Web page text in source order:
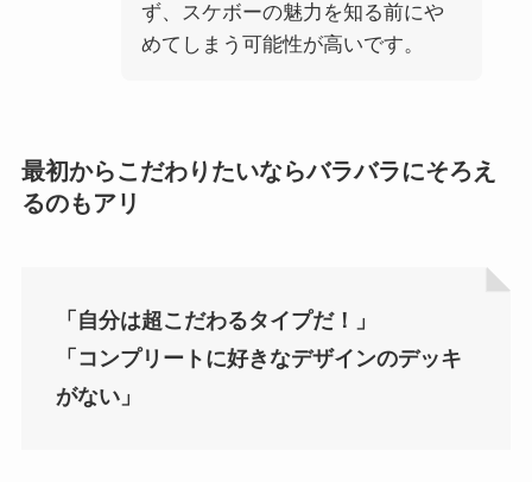
ず、スケボーの魅力を知る前にや
めてしまう可能性が高いです。
最初からこだわりたいならバラバラにそろえ
るのもアリ
「自分は超こだわるタイプだ！」
「コンプリートに好きなデザインのデッキ
がない」